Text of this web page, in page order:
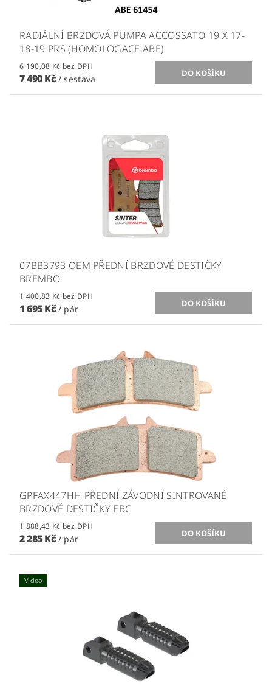
RADIÁLNÍ BRZDOVÁ PUMPA ACCOSSATO 19 X 17-
18-19 PRS (HOMOLOGACE ABE)
6 190,08 Kč bez DPH
7 490 Kč / sestava
07BB3793 OEM PŘEDNÍ BRZDOVÉ DESTIČKY
BREMBO
1 400,83 Kč bez DPH
1 695 Kč / pár
GPFAX447HH PŘEDNÍ ZÁVODNÍ SINTROVANÉ
BRZDOVÉ DESTIČKY EBC
1 888,43 Kč bez DPH
2 285 Kč / pár
Video